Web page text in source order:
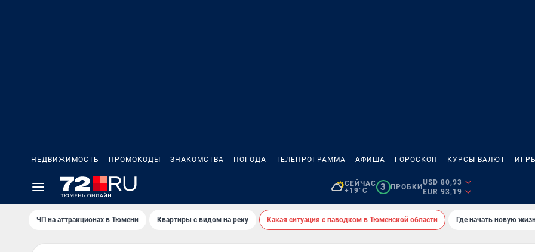
НЕДВИЖИМОСТЬ ПРОМОКОДЫ ЗНАКОМСТВА ПОГОДА ТЕЛЕПРОГРАММА АФИША ГОРОСКОП КУРСЫ ВАЛЮТ
СЕЙЧАС
+19°C
3 ПРОБКИ
USD 80,93
EUR 93,19
ЧП на аттракционах в Тюмени Квартиры с видом на реку Какая ситуация с паводком в Тюменской области Где начать новую